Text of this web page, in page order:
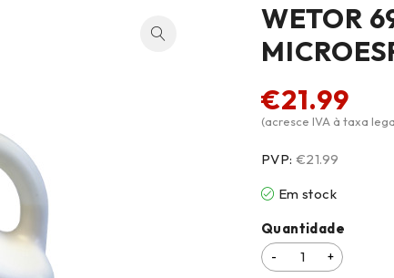
WETOR
€21.99
(acresce IVA à taxa
PVP: €21.99
Em stock
Quantidade